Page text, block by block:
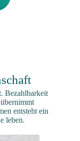
Bezahlbarkeit
entsteht ein
leben.